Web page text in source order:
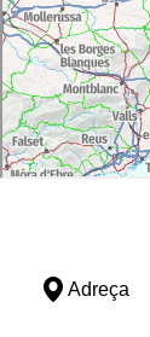
Adreça